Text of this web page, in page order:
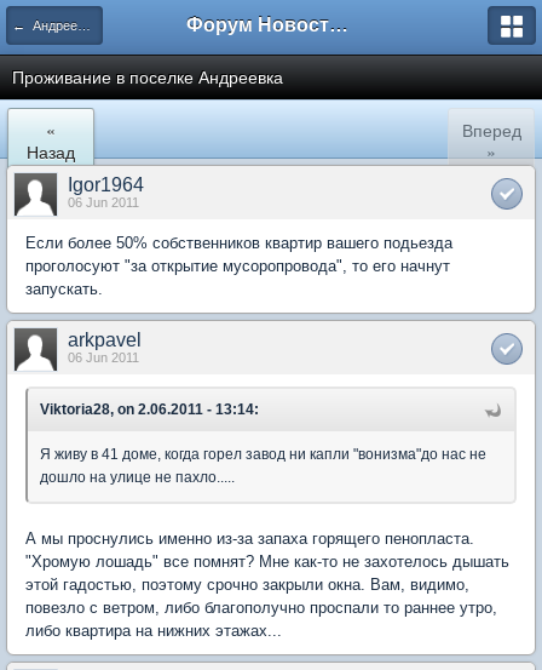
← Андреевка Форум Новостройки
Проживание в поселке Андреевка
«
Назад
Вперед
»
Igor1964
06 Jun 2011
Если более 50% собственников квартир вашего подьезда
проголосуют "за открытие мусоропровода", то его начнут
запускать.
arkpavel
06 Jun 2011
Viktoria28, on 2.06.2011 - 13:14:
Я живу в 41 доме, когда горел завод ни капли "вонизма"до нас не
дошло на улице не пахло.....
А мы проснулись именно из-за запаха горящего пенопласта.
"Хромую лошадь" все помнят? Мне как-то не захотелось дышать
этой гадостью, поэтому срочно закрыли окна. Вам, видимо,
повезло с ветром, либо благополучно проспали то раннее утро,
либо квартира на нижних этажах...